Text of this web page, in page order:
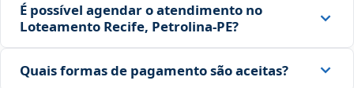
É possível agendar o atendimento no
Loteamento Recife, Petrolina‑PE?
Quais formas de pagamento são aceitas?